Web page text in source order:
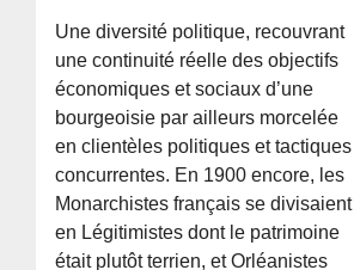
Une diversité politique, recouvrant
une continuité réelle des objectifs
économiques et sociaux d’une
bourgeoisie par ailleurs morcelée
en clientèles politiques et tactiques
concurrentes. En 1900 encore, les
Monarchistes français se divisaient
en Légitimistes dont le patrimoine
était plutôt terrien, et Orléanistes